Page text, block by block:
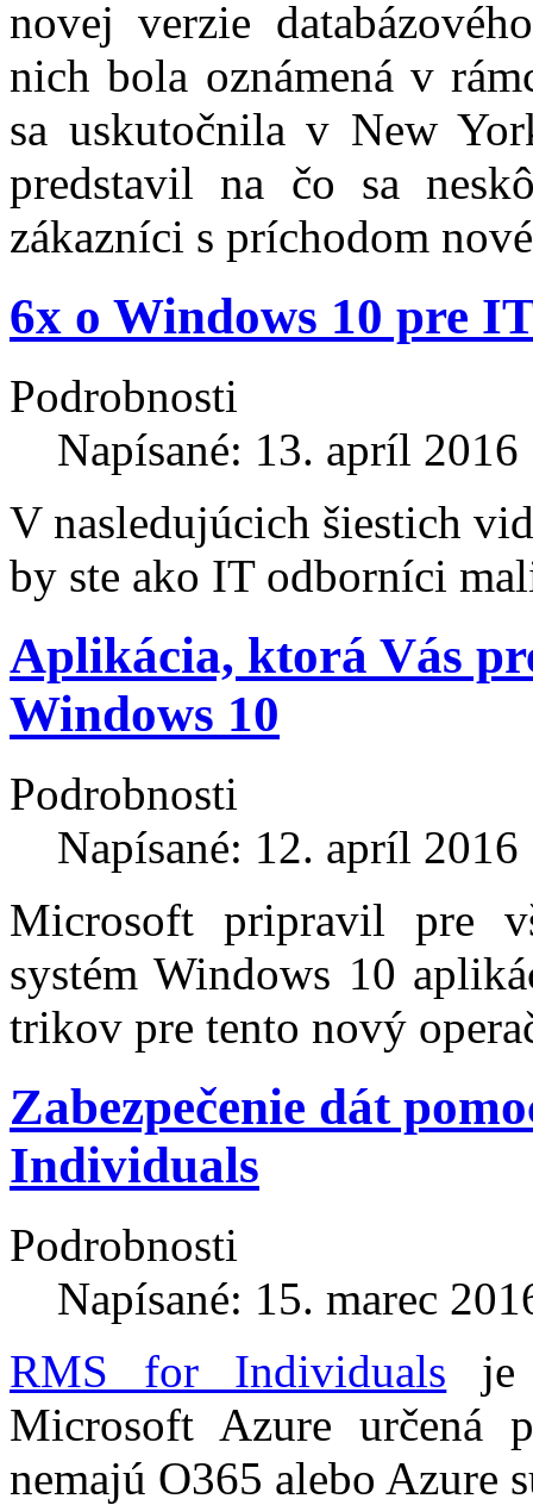
novej verzie
nich bola oznámená v
sa uskutočnila v New
predstavil na čo sa
zákazníci s príchodom
6x o Windows 10 pre
Podrobnosti
Napísané: 13. apríl 2016
V nasledujúcich šiestich
by ste ako IT odborníci
Aplikácia, ktorá Vás
Windows 10
Podrobnosti
Napísané: 12. apríl 2016
Microsoft pripravil pre
systém Windows 10
trikov pre tento nový
Zabezpečenie dát
Individuals
Podrobnosti
Napísané: 15. marec
RMS for Individuals je
Microsoft Azure určená
nemajú O365 alebo Azure